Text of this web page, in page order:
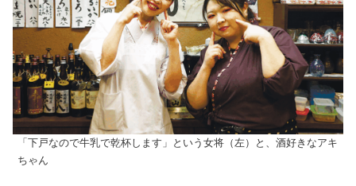
「下戸なので牛乳で乾杯します」という女将（左）と、酒好きなアキ
ちゃん